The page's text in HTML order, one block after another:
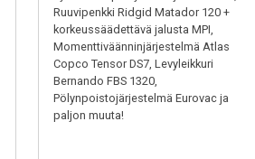
Ruuvipenkki Ridgid Matador 120 +
korkeussäädettävä jalusta MPI,
Momenttiväänninjärjestelmä Atlas
Copco Tensor DS7, Levyleikkuri
Bernando FBS 1320,
Pölynpoistojärjestelmä Eurovac ja
paljon muuta!